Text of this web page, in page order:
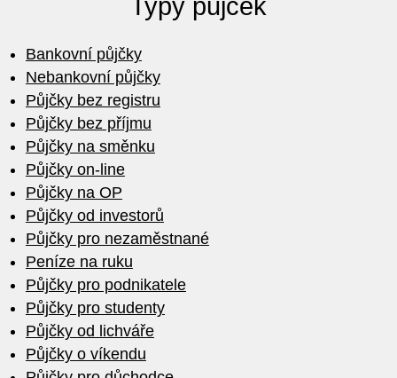
Typy půjček
Bankovní půjčky
Nebankovní půjčky
Půjčky bez registru
Půjčky bez příjmu
Půjčky na směnku
Půjčky on-line
Půjčky na OP
Půjčky od investorů
Půjčky pro nezaměstnané
Peníze na ruku
Půjčky pro podnikatele
Půjčky pro studenty
Půjčky od lichváře
Půjčky o víkendu